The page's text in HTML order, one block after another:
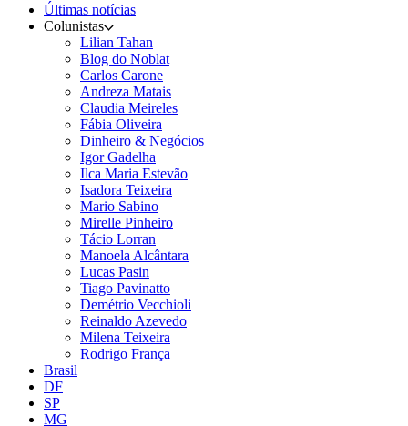
Últimas notícias
Colunistas
Lilian Tahan
Blog do Noblat
Carlos Carone
Andreza Matais
Claudia Meireles
Fábia Oliveira
Dinheiro & Negócios
Igor Gadelha
Ilca Maria Estevão
Isadora Teixeira
Mario Sabino
Mirelle Pinheiro
Tácio Lorran
Manoela Alcântara
Lucas Pasin
Tiago Pavinatto
Demétrio Vecchioli
Reinaldo Azevedo
Milena Teixeira
Rodrigo França
Brasil
DF
SP
MG